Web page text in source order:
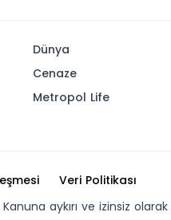
Dünya
Cenaze
Metropol Life
Veri Politikası
aykırı ve izinsiz